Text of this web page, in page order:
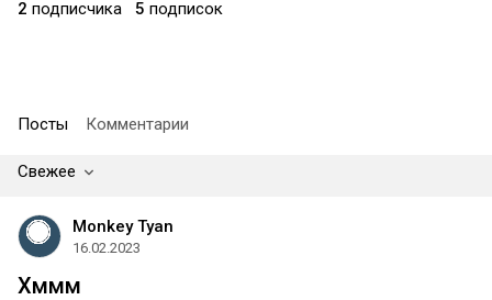
2 подписчика 5 подписок
Посты Комментарии
Свежее
Monkey Tyan
16.02.2023
Хммм